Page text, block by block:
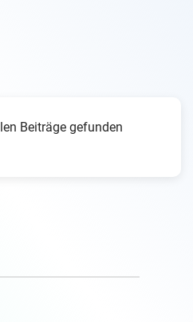
Beiträge gefunden